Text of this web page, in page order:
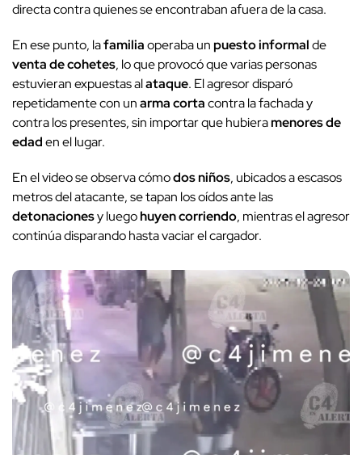
directa contra quienes se encontraban afuera de la casa.
En ese punto, lafamiliaoperaba unpuesto informalde
venta de cohetes, lo que provocó que varias personas
estuvieran expuestas alataque. El agresor disparó
repetidamente con unarma cortacontra la fachada y
contra los presentes, sin importar que hubieramenores de
edaden el lugar.
En el video se observa cómodos niños, ubicados a escasos
metros del atacante, se tapan los oídos ante las
detonacionesy luegohuyen corriendo, mientras el agresor
continúa disparando hasta vaciar el cargador.